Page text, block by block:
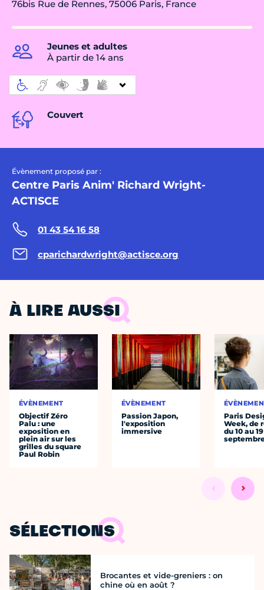
76bis Rue de Rennes, 75006 Paris, France
Jeunes et adultes
À partir de 14 ans
Couvert
Évènement proposé par :
Centre Paris Anim' Richard Wright-
ACTISCE
01 43 54 16 58
cparichardwright@actisce.org
À LIRE AUSSI
ÉVÈNEMENT
Objectif Zéro
Palu : une
exposition en
plein air sur les
grilles du square
Paul Robin
ÉVÈNEMENT
Passion Japon,
l'exposition
immersive
Paris
Week, de
du 10 au 19
SÉLECTIONS
Brocantes et vide-greniers : on
chine où en août ?